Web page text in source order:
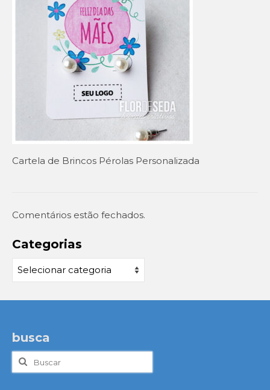
Setembro Amarelo
Outubro Rosa
Novembro Azul
Outras campanhas de prevenção
Copa do mundo 2026
Festa Caipira
QUEM SOMOS
EM DESTAQUE
Cartela de Brincos Pérolas Personalizada
Comentários estão fechados.
Categorias
Categorias
busca
Buscar
por: